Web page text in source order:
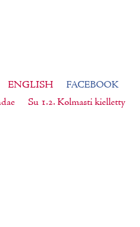
ENGLISH
FACEBOOK
Su 1.2. Kolmasti kielletty